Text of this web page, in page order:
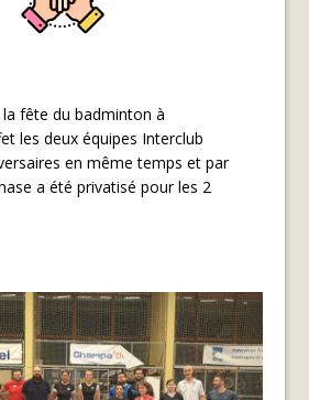
la fête du badminton à
les deux équipes Interclub
en même temps et par
a été privatisé pour les 2